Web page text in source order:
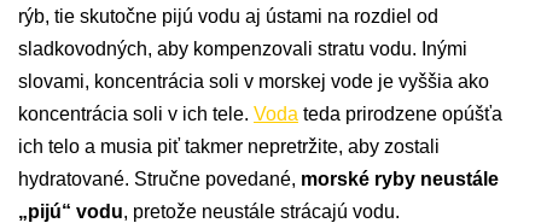
rýb, tie skutočne pijú vodu aj ústami na rozdiel od
sladkovodných, aby kompenzovali stratu vodu. Inými
slovami, koncentrácia soli v morskej vode je vyššia ako
koncentrácia soli v ich tele. Voda teda prirodzene opúšťa
ich telo a musia piť takmer nepretržite, aby zostali
hydratované. Stručne povedané, morské ryby neustále
„pijú“ vodu, pretože neustále strácajú vodu.